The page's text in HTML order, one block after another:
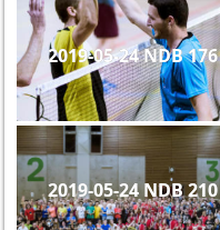
2019-05-24 NDB 176
2019-05-24 NDB 210